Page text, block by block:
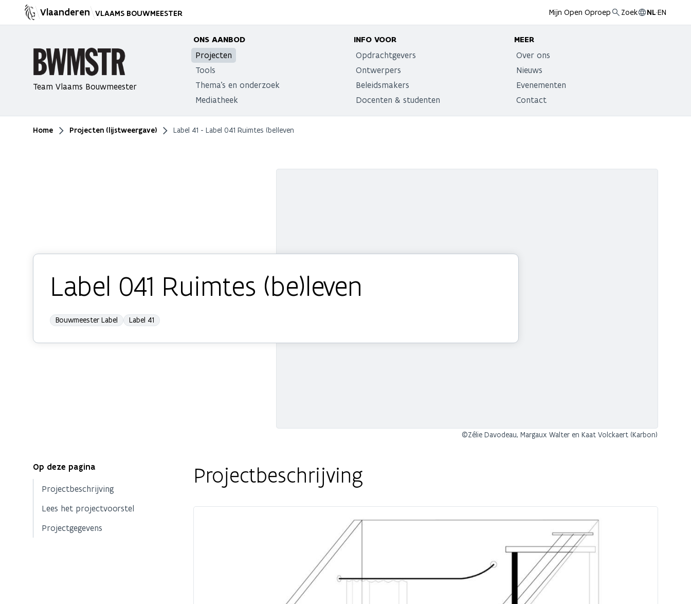
Vlaanderen VLAAMS BOUWMEESTER Mijn Open Oproep Zoek NL·EN
Team Vlaams Bouwmeester
ONS AANBOD
Projecten
Tools
Thema's en onderzoek
Mediatheek
INFO VOOR
Opdrachtgevers
Ontwerpers
Beleidsmakers
Docenten & studenten
MEER
Over ons
Nieuws
Evenementen
Contact
Je bent hier
Home Projecten (lijstweergave) Label 41 - Label 041 Ruimtes (be)leven
Label 041 Ruimtes (be)leven
Bouwmeester Label Label 41
©Zélie Davodeau, Margaux Walter en Kaat Volckaert (Karbon)
Op deze pagina
Projectbeschrijving
Lees het projectvoorstel
Projectgegevens
Projectbeschrijving